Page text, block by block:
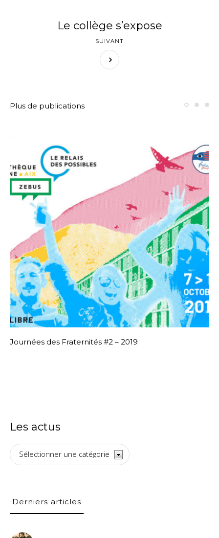
Le collège s’expose
SUIVANT
Plus de publications
Journées des Fraternités #2 – 2019
Les actus
Les
actus
Derniers articles